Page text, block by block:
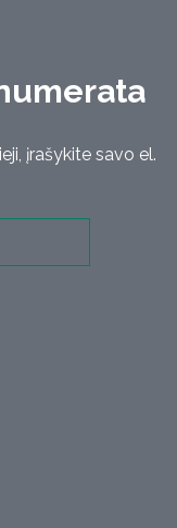
įrašykite savo el.